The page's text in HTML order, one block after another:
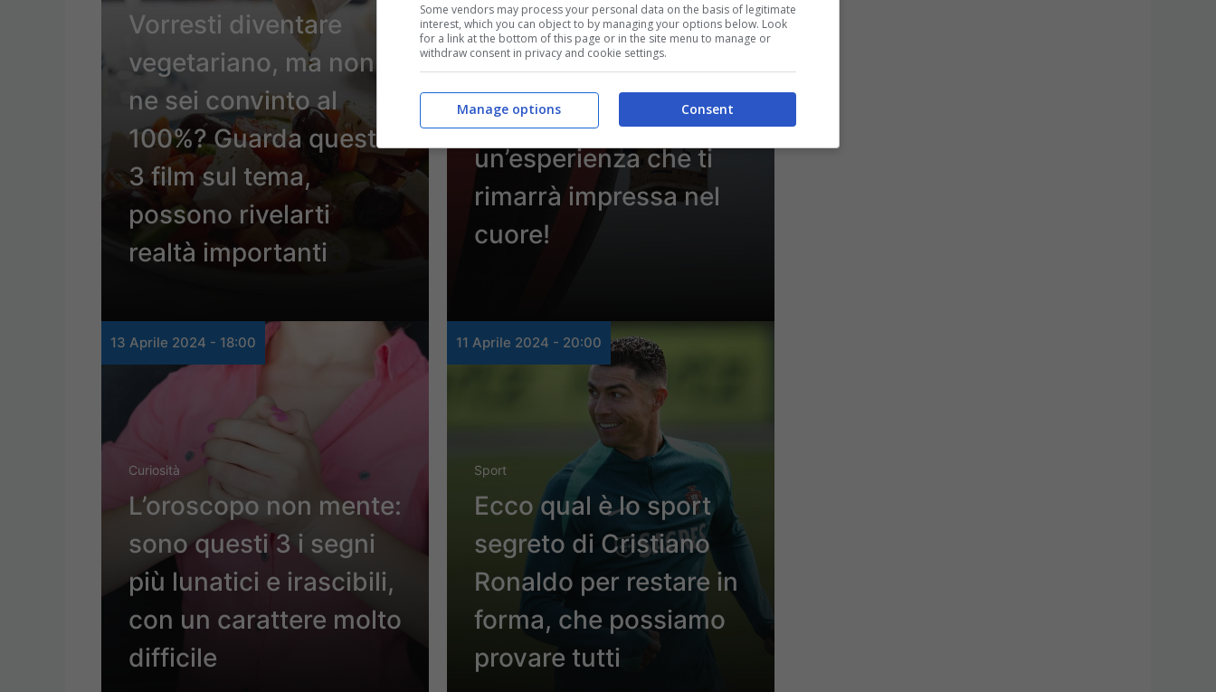
Vorresti diventare
vegetariano, ma non
ne sei convinto al
100%? Guarda questi
3 film sul tema,
possono rivelarti
realtà importanti
Curiosità
Mai pensato di volare
in mongolfiera? Non
costa tanto, ma è
un’esperienza che ti
rimarrà impressa nel
cuore!
13 Aprile 2024 - 18:00
Curiosità
L’oroscopo non mente:
sono questi 3 i segni
più lunatici e irascibili,
con un carattere molto
difficile
11 Aprile 2024 - 20:00
Sport
Ecco qual è lo sport
segreto di Cristiano
Ronaldo per restare in
forma, che possiamo
provare tutti
Some vendors may process your personal data on the basis of legitimate
interest, which you can object to by managing your options below. Look
for a link at the bottom of this page or in the site menu to manage or
withdraw consent in privacy and cookie settings.
Consent
Manage options